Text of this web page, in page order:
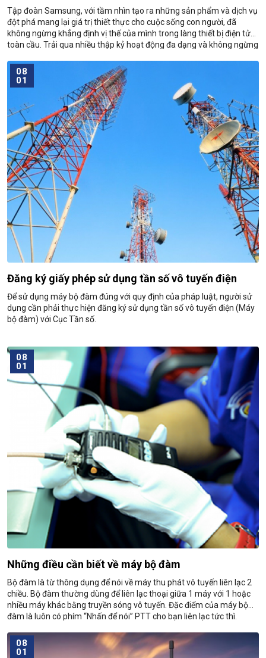
Tập đoàn Samsung, với tầm nhìn tạo ra những sản phẩm và dịch vụ
đột phá mang lại giá trị thiết thực cho cuộc sống con người, đã
không ngừng khẳng định vị thế của mình trong làng thiết bị điện tử
toàn cầu. Trải qua nhiều thập kỷ hoạt động đa dạng và không ngừng
08
01
Đăng ký giấy phép sử dụng tần số vô tuyến điện
Để sử dụng máy bộ đàm đúng với quy định của pháp luật, người sử
dụng cần phải thực hiện đăng ký sử dụng tần số vô tuyến điện (Máy
bộ đàm) với Cục Tần số.
08
01
Những điều cần biết về máy bộ đàm
Bộ đàm là từ thông dụng để nói về máy thu phát vô tuyến liên lạc 2
chiều. Bộ đàm thường dùng để liên lạc thoại giữa 1 máy với 1 hoặc
nhiều máy khác bằng truyền sóng vô tuyến. Đặc điểm của máy bộ
đàm là luôn có phím “Nhấn để nói” PTT cho bạn liên lạc tức thì.
08
01